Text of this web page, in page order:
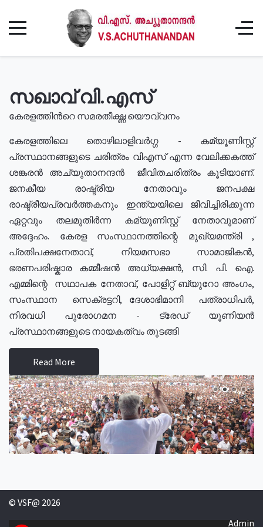
സഖാവ് വി.എസ്
കേരളത്തിൻറെ സമരതീക്ഷ്ണ യൌവ്വനം
കേരളത്തിലെ തൊഴിലാളിവർഗ്ഗ - കമ്യൂണിസ്റ്റ്
പ്രസ്ഥാനങ്ങളുടെ ചരിത്രം വിഎസ് എന്ന വേലിക്കകത്ത്
ശങ്കരൻ അച്യുതാനന്ദൻ ജീവിതചരിത്രം കൂടിയാണ്.
ജനകീയ രാഷ്ട്രീയ നേതാവും ജനപക്ഷ
രാഷ്ട്രീയപ്രവർത്തകനും ഇന്ത്യയിലെ ജീവിച്ചിരിക്കുന്ന
ഏറ്റവും തലമുതിർന്ന കമ്യൂണിസ്റ്റ് നേതാവുമാണ്
അദ്ദേഹം. കേരള സംസ്ഥാനത്തിന്റെ മുഖ്യമന്ത്രി ,
പ്രതിപക്ഷനേതാവ്, നിയമസഭാ സാമാജികൻ,
ഭരണപരിഷ്കാര കമ്മീഷൻ അധ്യക്ഷൻ, സി. പി. ഐ.
എമ്മിന്റെ സഥാപക നേതാവ്, പോളിറ്റ് ബ്യുറോ അംഗം,
സംസ്ഥാന സെക്രട്ടറി, ദേശാഭിമാനി പത്രാധിപർ,
നിരവധി പുരോഗമന - ട്രേഡ് യൂണിയൻ
പ്രസ്ഥാനങ്ങളുടെ നായകത്വം തുടങ്ങി
Read More
© VSF@ 2026
Admin